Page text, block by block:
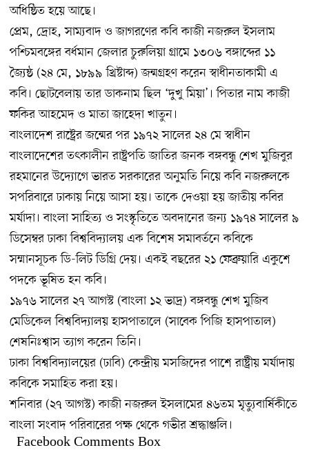
অধিষ্ঠিত হয়ে আছে।
প্রেম, দ্রোহ, সাম্যবাদ ও জাগরণের কবি কাজী নজরুল ইসলাম
পশ্চিমবঙ্গের বর্ধমান জেলার চুরুলিয়া গ্রামে ১৩০৬ বঙ্গাব্দের ১১
জ্যৈষ্ঠ (২৪ মে, ১৮৯৯ খ্রিষ্টাব্দ) জন্মগ্রহণ করেন স্বাধীনতাকামী এ
কবি। ছোটবেলায় তার ডাকনাম ছিল ‘দুখু মিয়া’। পিতার নাম কাজী
ফকির আহমেদ ও মাতা জাহেদা খাতুন।
বাংলাদেশ রাষ্ট্রের জন্মের পর ১৯৭২ সালের ২৪ মে স্বাধীন
বাংলাদেশের তৎকালীন রাষ্ট্রপতি জাতির জনক বঙ্গবন্ধু শেখ মুজিবুর
রহমানের উদ্যোগে ভারত সরকারের অনুমতি নিয়ে কবি নজরুলকে
সপরিবারে ঢাকায় নিয়ে আসা হয়। তাকে দেওয়া হয় জাতীয় কবির
মর্যাদা। বাংলা সাহিত্য ও সংস্কৃতিতে অবদানের জন্য ১৯৭৪ সালের ৯
ডিসেম্বর ঢাকা বিশ্ববিদ্যালয় এক বিশেষ সমাবর্তনে কবিকে
সম্মানসূচক ডি-লিট ডিগ্রি দেয়। একই বছরের ২১ ফেব্রুয়ারি একুশে
পদকে ভূষিত হন কবি।
১৯৭৬ সালের ২৭ আগস্ট (বাংলা ১২ ভাদ্র) বঙ্গবন্ধু শেখ মুজিব
মেডিকেল বিশ্ববিদ্যালয় হাসপাতালে (সাবেক পিজি হাসপাতাল)
শেষনিঃশ্বাস ত্যাগ করেন তিনি।
ঢাকা বিশ্ববিদ্যালয়ের (ঢাবি) কেন্দ্রীয় মসজিদের পাশে রাষ্ট্রীয় মর্যাদায়
কবিকে সমাহিত করা হয়।
শনিবার (২৭ আগস্ট) কাজী নজরুল ইসলামের ৪৬তম মৃত্যুবার্ষিকীতে
বাংলা সংবাদ পরিবারের পক্ষ থেকে গভীর শ্রদ্ধাঞ্জলি।
Facebook Comments Box